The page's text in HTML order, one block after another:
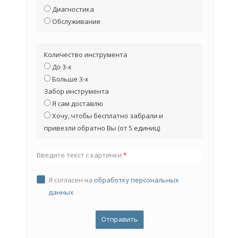
Диагностика
Обслуживание
Количество инструмента
До 3-х
Больше 3-х
Забор инструмента
Я сам доставлю
Хочу, чтобы бесплатно забрали и
привезли обратно Вы (от 5 единиц)
Введите текст с картинки *
Я согласен на обработку персональных
данных